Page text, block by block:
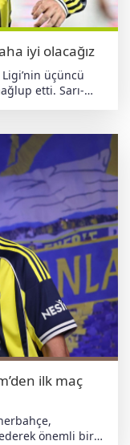
iyi olacağız
üçüncü
etti. Sarı-
katkı
vardı.
de sahada en iyi
ihtiyacımız var.
Taraftarımız bize
farklı oluyoruz. O
ifadelerini
ilk maç
önemli bir